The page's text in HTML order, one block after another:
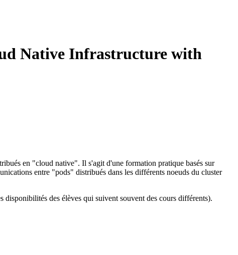
Native Infrastructure with
en "cloud native". Il s'agit d'une formation pratique basés sur
entre "pods" distribués dans les différents noeuds du cluster
des élèves qui suivent souvent des cours différents).